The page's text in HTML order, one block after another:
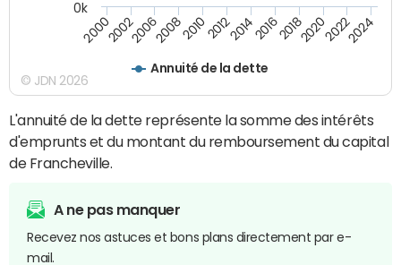
Annuité de la dette
200020022006200820102012201420162018202020222024
0k
© JDN 2026
L'annuité de la dette représente la somme des intérêts
d'emprunts et du montant du remboursement du capital
de Francheville.
A ne pas manquer
Recevez nos astuces et bons plans directement par e-
mail.